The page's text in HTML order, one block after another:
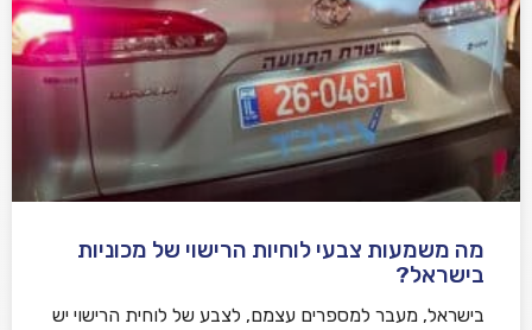
מה משמעות צבעי לוחיות הרישוי של מכוניות
בישראל?
בישראל, מעבר למספרים עצמם, לצבע של לוחית הרישוי יש